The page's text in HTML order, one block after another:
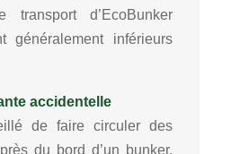
transport d’EcoBunker
généralement inférieurs
accidentelle
de faire circuler des
du bord d’un bunker,